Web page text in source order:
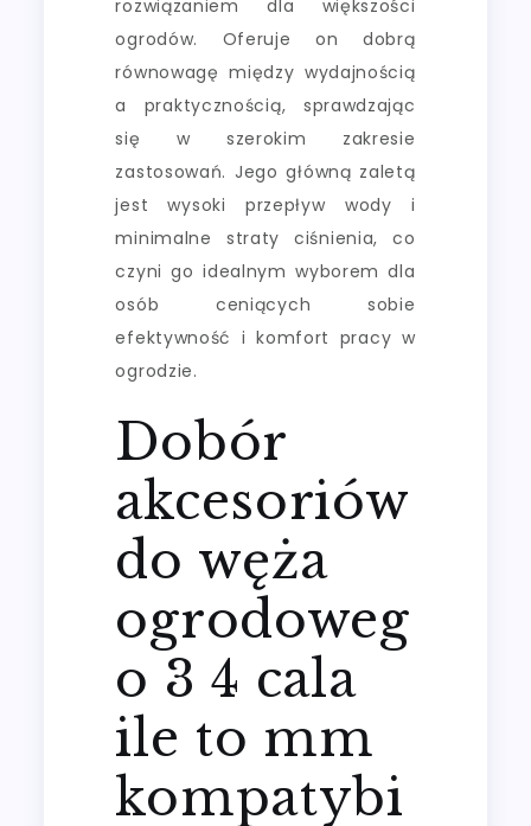
rozwiązaniem dla większości
ogrodów. Oferuje on dobrą
równowagę między wydajnością
a praktycznością, sprawdzając
się w szerokim zakresie
zastosowań. Jego główną zaletą
jest wysoki przepływ wody i
minimalne straty ciśnienia, co
czyni go idealnym wyborem dla
osób ceniących sobie
efektywność i komfort pracy w
ogrodzie.
Dobór
akcesoriów
do węża
ogrodoweg
o 3 4 cala
ile to mm
kompatybi